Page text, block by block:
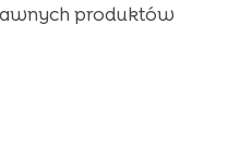
produktów